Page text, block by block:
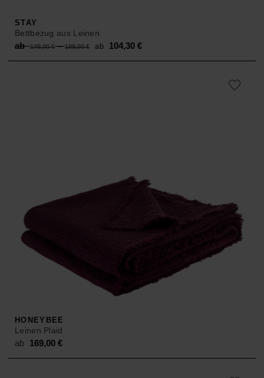
STAY
Bettbezug aus Leinen
ab149,00€–189,00€
Original
price
ab 104,30 €Current
price
HONEYBEE
Leinen Plaid
ab 169,00€